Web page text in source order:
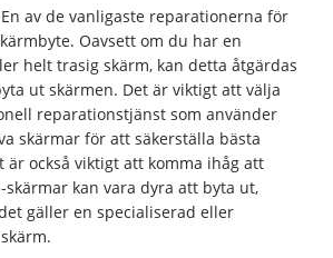
En av de vanligaste reparationerna för
Oavsett om du har en
helt trasig skärm, kan detta åtgärdas
ut skärmen. Det är viktigt att välja
reparationstjänst som använder
skärmar för att säkerställa bästa
är också viktigt att komma ihåg att
skärmar kan vara dyra att byta ut,
gäller en specialiserad eller